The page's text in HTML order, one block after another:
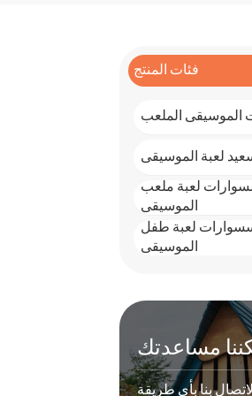
فئات المنتج
الموسيقى الملعب
لعبة الموسيقى
لعبة ملعب
الموسيقى
لعبة طفل
الموسيقى
مساعدتك
بنا بأي طريقة